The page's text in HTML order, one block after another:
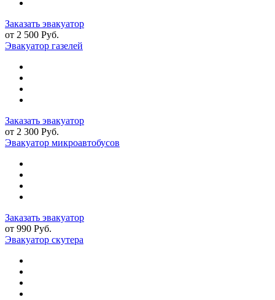
Заказать эвакуатор
от 2 500 Руб.
Эвакуатор газелей
Заказать эвакуатор
от 2 300 Руб.
Эвакуатор микроавтобусов
Заказать эвакуатор
от 990 Руб.
Эвакуатор скутера